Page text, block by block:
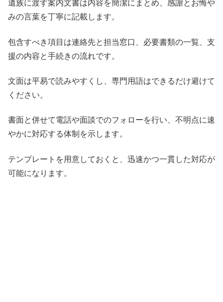
遺族に渡す案内文書は内容を簡潔にまとめ、感謝とお悔や
みの言葉を丁寧に記載します。
包含すべき項目は連絡先と担当窓口、必要書類の一覧、支
援の内容と手続きの流れです。
文面は平易で読みやすくし、専門用語はできるだけ避けて
ください。
書面と併せて電話や面談でのフォローを行い、不明点に速
やかに対応する体制を示します。
テンプレートを用意しておくと、迅速かつ一貫した対応が
可能になります。